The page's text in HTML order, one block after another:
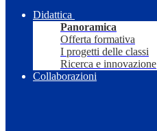
Didattica
Panoramica
Offerta formativa
I progetti delle classi
Ricerca e innovazione
Collaborazioni